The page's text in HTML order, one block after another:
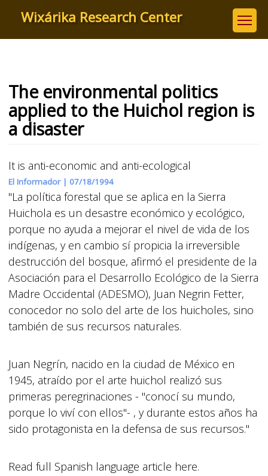
content
Wixárika Research Center
The environmental politics
applied to the Huichol region is
a disaster
It is anti-economic and anti-ecological
El Informador | 07/18/1994
"La política forestal que se aplica en la Sierra
Huichola es un desastre económico y ecológico,
porque no ayuda a mejorar el nivel de vida de los
indígenas, y en cambio sí propicia la irreversible
destrucción del bosque, afirmó el presidente de la
Asociación para el Desarrollo Ecológico de la Sierra
Madre Occidental (ADESMO), Juan Negrin Fetter,
conocedor no solo del arte de los huicholes, sino
también de sus recursos naturales.
Juan Negrín, nacido en la ciudad de México en
1945, atraído por el arte huichol realizó sus
primeras peregrinaciones - "conocí su mundo,
porque lo viví con ellos"- , y durante estos años ha
sido protagonista en la defensa de sus recursos."
Read full Spanish language article here.